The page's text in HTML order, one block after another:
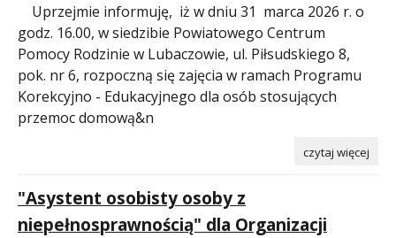
Uprzejmie informuję, iż w dniu 31 marca 2026 r. o
godz. 16.00, w siedzibie Powiatowego Centrum
Pomocy Rodzinie w Lubaczowie, ul. Piłsudskiego 8,
pok. nr 6, rozpoczną się zajęcia w ramach Programu
Korekcyjno - Edukacyjnego dla osób stosujących
przemoc domową&n
czytaj więcej
"Asystent osobisty osoby z
niepełnosprawnością" dla Organizacji